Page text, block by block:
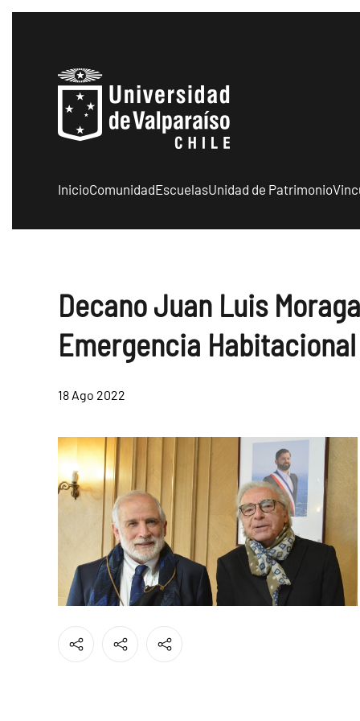
InicioComunidadEscuelasUnidad de Patrimonio
Decano Juan Luis
Emergencia Habitacional
18 Ago 2022